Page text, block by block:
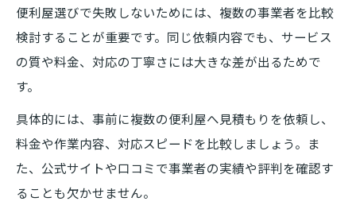
便利屋選びで失敗しないためには、複数の事業者を比較
検討することが重要です。同じ依頼内容でも、サービス
の質や料金、対応の丁寧さには大きな差が出るためで
す。
具体的には、事前に複数の便利屋へ見積もりを依頼し、
料金や作業内容、対応スピードを比較しましょう。ま
た、公式サイトや口コミで事業者の実績や評判を確認す
ることも欠かせません。